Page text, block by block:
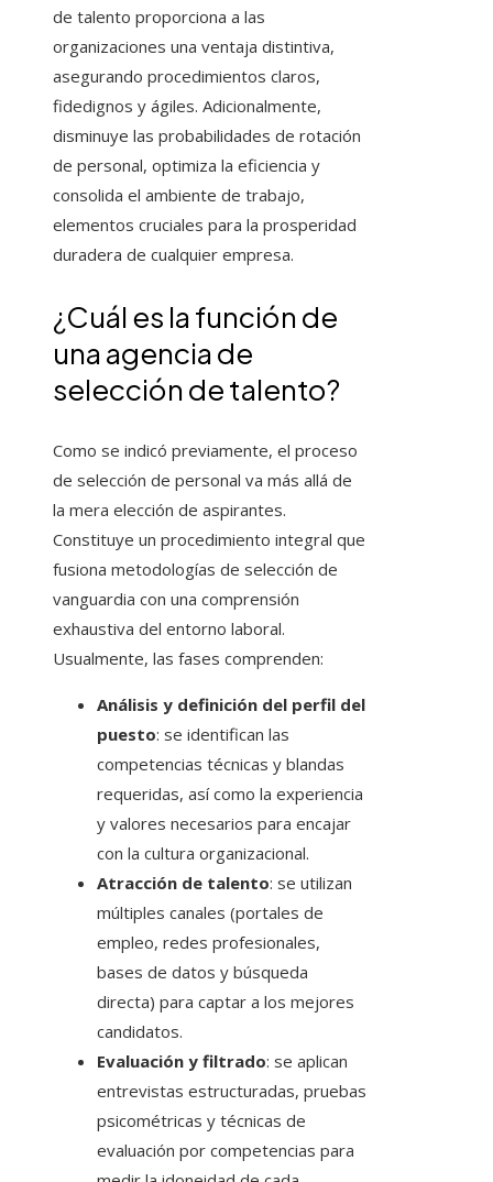
de talento proporciona a las
organizaciones una ventaja distintiva,
asegurando procedimientos claros,
fidedignos y ágiles. Adicionalmente,
disminuye las probabilidades de rotación
de personal, optimiza la eficiencia y
consolida el ambiente de trabajo,
elementos cruciales para la prosperidad
duradera de cualquier empresa.
¿Cuál es la función de
una agencia de
selección de talento?
Como se indicó previamente, el proceso
de selección de personal va más allá de
la mera elección de aspirantes.
Constituye un procedimiento integral que
fusiona metodologías de selección de
vanguardia con una comprensión
exhaustiva del entorno laboral.
Usualmente, las fases comprenden:
Análisis y definición del perfil del
puesto: se identifican las
competencias técnicas y blandas
requeridas, así como la experiencia
y valores necesarios para encajar
con la cultura organizacional.
Atracción de talento: se utilizan
múltiples canales (portales de
empleo, redes profesionales,
bases de datos y búsqueda
directa) para captar a los mejores
candidatos.
Evaluación y filtrado: se aplican
entrevistas estructuradas, pruebas
psicométricas y técnicas de
evaluación por competencias para